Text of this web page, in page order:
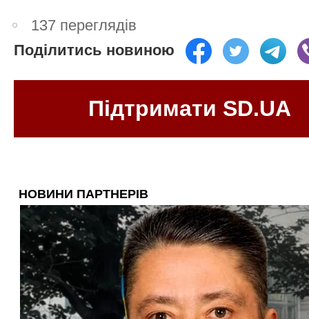
137 переглядів
Поділитись новиною
Підтримати SD.UA